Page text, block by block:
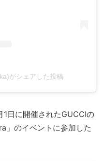
がシェアした投稿
日に開催されたGUCCIの
」のイベントに参加した